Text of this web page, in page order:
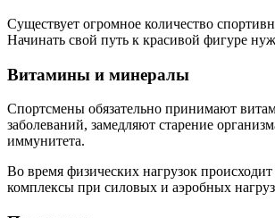
Существует огромное количество
Начинать свой путь к красивой фигуре
Витамины и минералы
Спортсмены обязательно принимают
заболеваний, замедляют старение
иммунитета.
Во время физических нагрузок
комплексы при силовых и аэробных